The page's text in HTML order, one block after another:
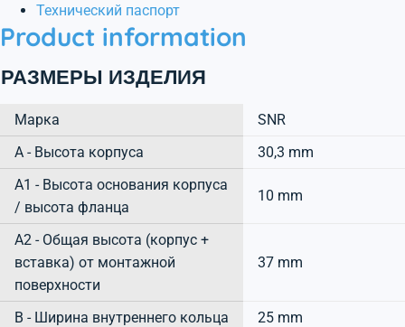
Технический паспорт
Product information
РАЗМЕРЫ ИЗДЕЛИЯ
Марка
SNR
А - Высота корпуса
30,3 mm
A1 - Высота основания корпуса
/ высота фланца
10 mm
A2 - Общая высота (корпус +
вставка) от монтажной
поверхности
37 mm
B - Ширина внутреннего кольца
25 mm